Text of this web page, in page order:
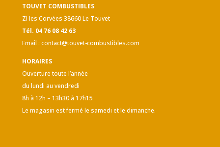
TOUVET COMBUSTIBLES
ZI les Corvées 38660 Le Touvet
Tél. 04 76 08 42 63
Email : contact@touvet-combustibles.com
HORAIRES
Ouverture toute l’année
du lundi au vendredi
8h à 12h – 13h30 à 17h15
Le magasin est fermé le samedi et le dimanche.